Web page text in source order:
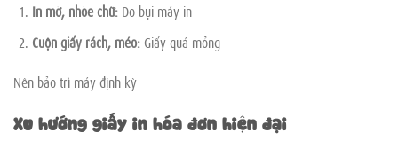
In mờ, nhòe chữ:Do bụi máy in
Cuộn giấy rách, méo:Giấy quá mỏng
Nên bảo trì máy định kỳ
Xu hướng giấy in hóa đơn hiện đại